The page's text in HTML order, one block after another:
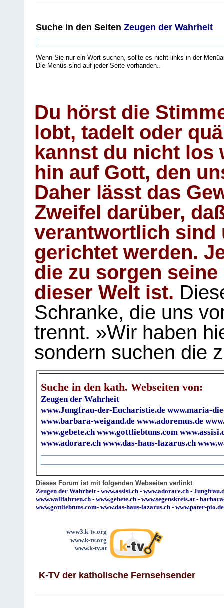
Suche in den Seiten Zeugen der Wahrheit
Wenn Sie nur ein Wort suchen, sollte es nicht links in der
Die Menüs sind auf jeder Seite vorhanden.
Du hörst die
lobt, tadelt oder
kannst du nicht los
hin auf Gott, den
Daher lässt das
Zweifel darüber,
verantwortlich sind
gerichtet werden.
die zu sorgen
dieser Welt ist.
Schranke, die uns
trennt. »Wir haben
sondern suchen die
Suche in den kath. Webseiten von:
Zeugen der Wahrheit
www.Jungfrau-der-Eucharistie.de www.maria-
www.barbara-weigand.de www.adoremus.de
www.gebete.ch www.gottliebtuns.com
www.adorare.ch www.das-haus-lazarus.ch
Dieses Forum ist mit folgenden Webseiten verlinkt
Zeugen der Wahrheit - www.assisi.ch - www.adorare.ch -
www.wallfahrten.ch - www.gebete.ch - www.segenskreis.at -
www.gottliebtuns.com- www.das-haus-lazarus.ch - www.pater-pio.de
www3.k-tv.org
www.k-tv.org
www.k-tv.at
K-TV der katholische Fernsehsender